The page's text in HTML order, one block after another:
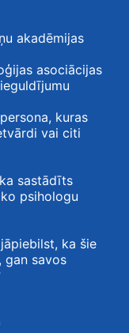
akadēmijas
asociācijas
kuras
vai citi
sastādīts
psihologu
ka šie
gan savos